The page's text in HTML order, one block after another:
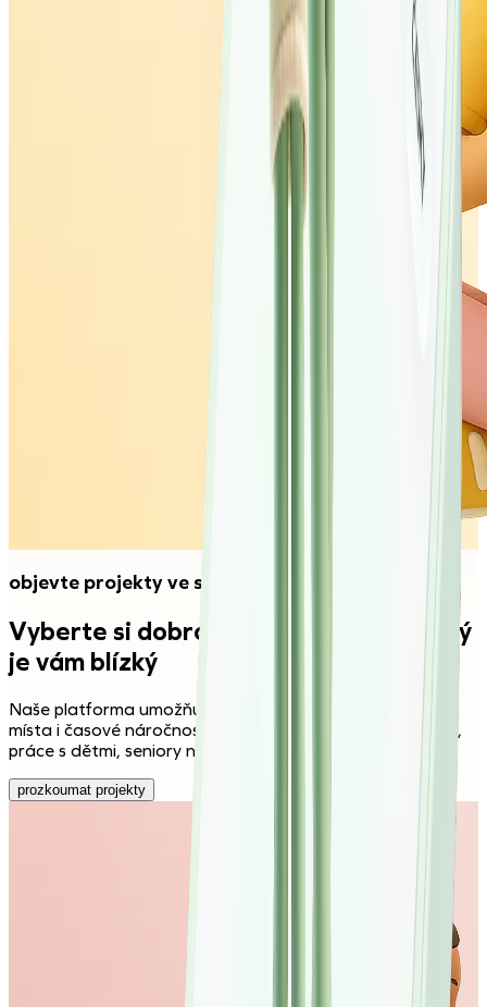
objevte projekty ve svém okolí
Vyberte si dobrovolnický projekt, který
je vám blízký
Naše platforma umožňuje filtrovat podle oblasti zájmu,
místa i časové náročnosti. Zapojit se můžete do ekologie,
práce s dětmi, seniory nebo třeba se zvířaty.
prozkoumat projekty